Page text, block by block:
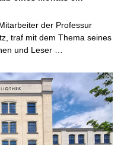
der Professur
traf mit dem Thema seines
und Leser …